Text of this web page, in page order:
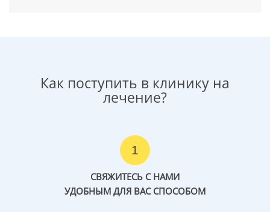
Как поступить в клинику на
лечение?
1
СВЯЖИТЕСЬ С НАМИ
УДОБНЫМ ДЛЯ ВАС СПОСОБОМ